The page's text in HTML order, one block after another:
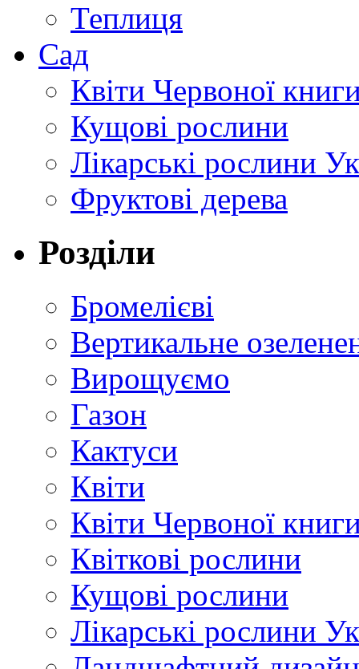
Теплиця
Сад
Квіти Червоної
Кущові рослини
Лікарські рослини
Фруктові дерева
Розділи
Бромелієві
Вертикальне
Вирощуємо
Газон
Кактуси
Квіти
Квіти Червоної
Квіткові рослини
Кущові рослини
Лікарські рослини